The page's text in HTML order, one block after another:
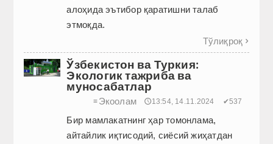
алоҳида эътибор қаратишни талаб
этмоқда.
Тўлиқроқ 
Ўзбекистон ва Туркия:
Экологик тажриба ва
муносабатлар
≡ Экоолам 🕔13:54, 14.11.2024 ✔537
Бир мамлакатнинг ҳар томонлама,
айтайлик иқтисодий, сиёсий жиҳатдан